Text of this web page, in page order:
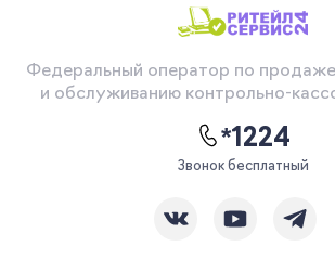
Федеральный оператор по
и обслуживанию контрольно-
*1224
Звонок бесплатный